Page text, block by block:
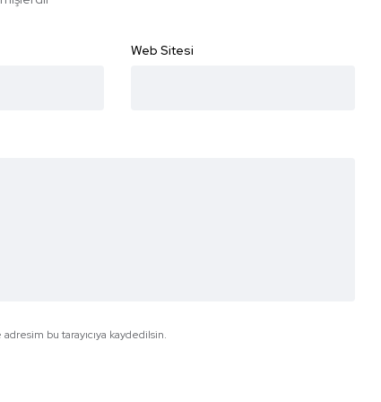
Web Sitesi
bu tarayıcıya kaydedilsin.